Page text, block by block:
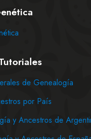
de Genealogía
por País
y Ancestros de